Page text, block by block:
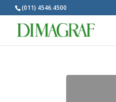
(011) 4546.4500